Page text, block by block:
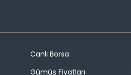
Canlı Borsa
Gümüş Fiyatları